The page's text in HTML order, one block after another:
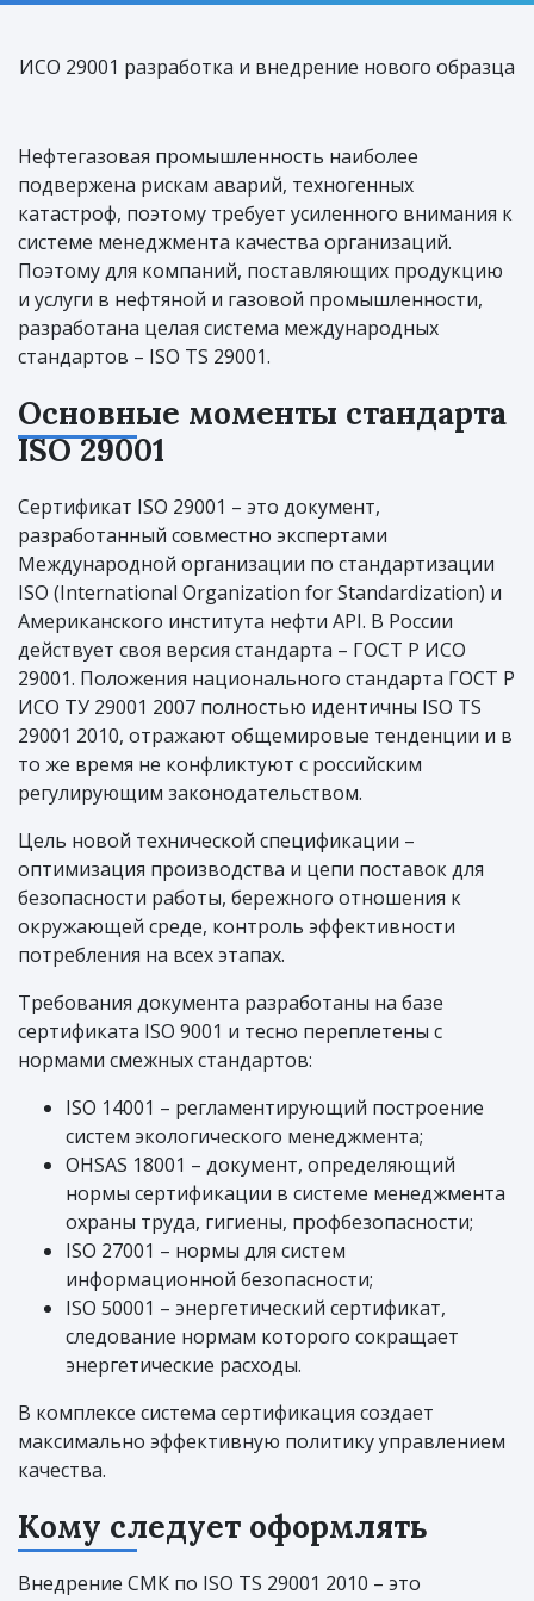
ИСО 29001 разработка и внедрение нового образца
Нефтегазовая промышленность наиболее
подвержена рискам аварий, техногенных
катастроф, поэтому требует усиленного внимания к
системе менеджмента качества организаций.
Поэтому для компаний, поставляющих продукцию
и услуги в нефтяной и газовой промышленности,
разработана целая система международных
стандартов – ISO TS 29001.
Основные моменты стандарта
ISO 29001
Сертификат ISO 29001 – это документ,
разработанный совместно экспертами
Международной организации по стандартизации
ISO (International Organization for Standardization) и
Американского института нефти API. В России
действует своя версия стандарта – ГОСТ Р ИСО
29001. Положения национального стандарта ГОСТ Р
ИСО ТУ 29001 2007 полностью идентичны ISO TS
29001 2010, отражают общемировые тенденции и в
то же время не конфликтуют с российским
регулирующим законодательством.
Цель новой технической спецификации –
оптимизация производства и цепи поставок для
безопасности работы, бережного отношения к
окружающей среде, контроль эффективности
потребления на всех этапах.
Требования документа разработаны на базе
сертификата ISO 9001 и тесно переплетены с
нормами смежных стандартов:
ISO 14001 – регламентирующий построение
систем экологического менеджмента;
OHSAS 18001 – документ, определяющий
нормы сертификации в системе менеджмента
охраны труда, гигиены, профбезопасности;
ISO 27001 – нормы для систем
информационной безопасности;
ISO 50001 – энергетический сертификат,
следование нормам которого сокращает
энергетические расходы.
В комплексе система сертификация создает
максимально эффективную политику управлением
качества.
Кому следует оформлять
Внедрение СМК по ISO TS 29001 2010 – это